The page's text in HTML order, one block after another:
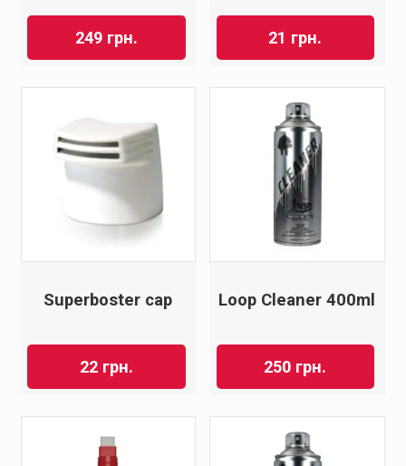
21 грн.
Superboster cap
22 грн.
Loop Cleaner 400ml
250 грн.